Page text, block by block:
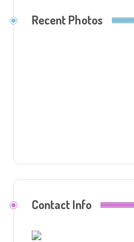
Recent Photos
Contact Info